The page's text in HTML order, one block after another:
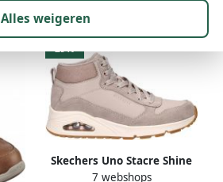
29%
Skechers Uno Stacre Shine
Dames Sneakers Beige
7 webshops
Alles weigeren